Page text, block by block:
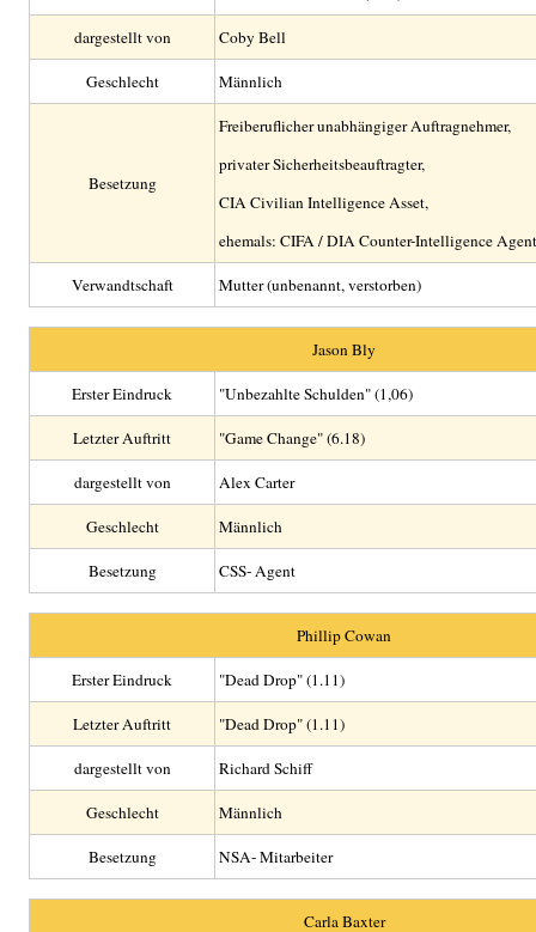
dargestellt von Coby Bell
Geschlecht Männlich
Besetzung
Freiberuflicher unabhängiger Auftragnehmer,
privater Sicherheitsbeauftragter,
CIA Civilian Intelligence Asset,
ehemals: CIFA / DIA Counter-Intelligence Agent
Verwandtschaft Mutter (unbenannt, verstorben)
Jason Bly
Erster Eindruck "Unbezahlte Schulden" (1,06)
Letzter Auftritt "Game Change" (6.18)
dargestellt von Alex Carter
Geschlecht Männlich
Besetzung CSS- Agent
Phillip Cowan
Erster Eindruck "Dead Drop" (1.11)
Letzter Auftritt "Dead Drop" (1.11)
dargestellt von Richard Schiff
Geschlecht Männlich
Besetzung NSA- Mitarbeiter
Carla Baxter